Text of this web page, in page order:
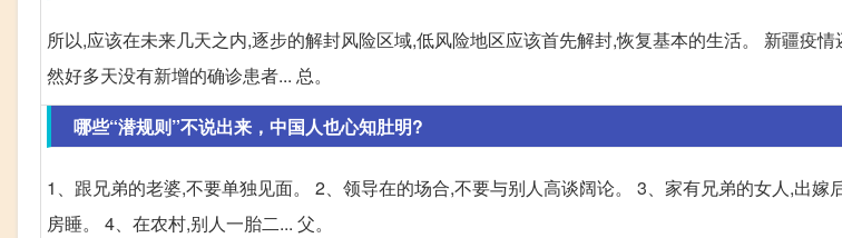
所以,应该在未来几天之内,逐步的解封风险区域,低风险地区应该首先解封,恢复基本的生活。 新疆疫
然好多天没有新增的确诊患者... 总。
哪些“潜规则”不说出来，中国人也心知肚明?
1、跟兄弟的老婆,不要单独见面。 2、领导在的场合,不要与别人高谈阔论。 3、家有兄弟的女人,出嫁
房睡。 4、在农村,别人一胎二... 父。